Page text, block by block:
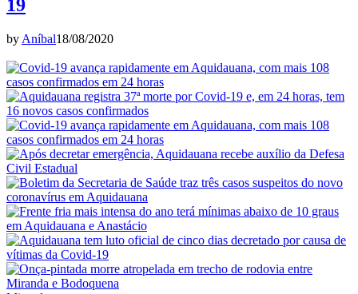
19
by Aníbal18/08/2020